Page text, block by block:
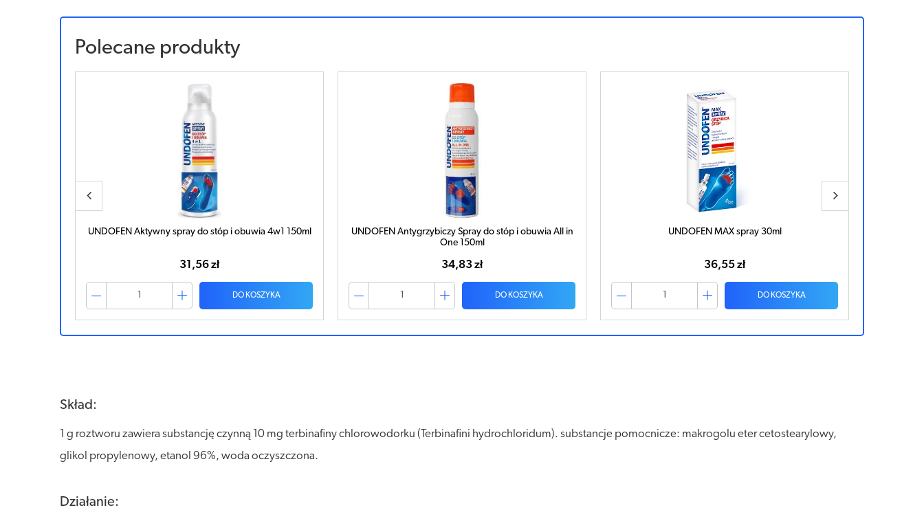
Polecane produkty
UNDOFEN Antygrzybiczy Spray do stóp i obuwia All in
34,83 zł
DO KOSZYKA
UNDOFEN MAX spray 30ml
36,55 zł
DO KOSZYKA
UNDOFEN Max 10mg/g krem 15g
28,98 zł
DO KOSZYKA
Skład:
1 g roztworu zawiera substancję czynną 10 mg terbinafiny chlorowodorku (Terbinafini hydrochloridum). substancje pomocnicze: makrogolu eter cetostearylowy,
glikol propylenowy, etanol 96%, woda oczyszczona.
Działanie: